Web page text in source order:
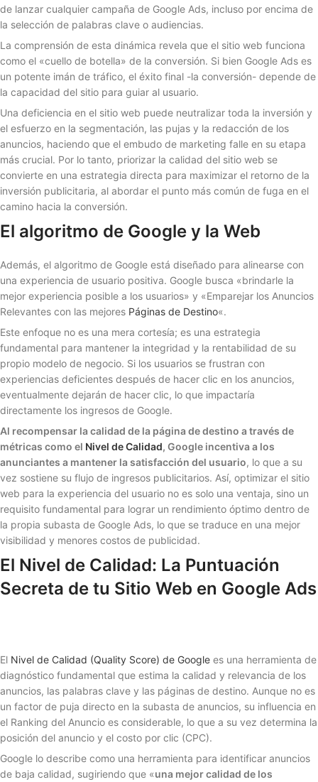
de lanzar cualquier campaña de Google Ads, incluso por encima de
la selección de palabras clave o audiencias.
La comprensión de esta dinámica revela que el sitio web funciona
como el «cuello de botella» de la conversión. Si bien Google Ads es
un potente imán de tráfico, el éxito final -la conversión- depende de
la capacidad del sitio para guiar al usuario.
Una deficiencia en el sitio web puede neutralizar toda la inversión y
el esfuerzo en la segmentación, las pujas y la redacción de los
anuncios, haciendo que el embudo de marketing falle en su etapa
más crucial. Por lo tanto, priorizar la calidad del sitio web se
convierte en una estrategia directa para maximizar el retorno de la
inversión publicitaria, al abordar el punto más común de fuga en el
camino hacia la conversión.
El algoritmo de Google y la Web
Además, el algoritmo de Google está diseñado para alinearse con
una experiencia de usuario positiva. Google busca «brindarle la
mejor experiencia posible a los usuarios» y «Emparejar los Anuncios
Relevantes con las mejores Páginas de Destino«.
Este enfoque no es una mera cortesía; es una estrategia
fundamental para mantener la integridad y la rentabilidad de su
propio modelo de negocio. Si los usuarios se frustran con
experiencias deficientes después de hacer clic en los anuncios,
eventualmente dejarán de hacer clic, lo que impactaría
directamente los ingresos de Google.
Al recompensar la calidad de la página de destino a través de
métricas como el Nivel de Calidad, Google incentiva a los
anunciantes a mantener la satisfacción del usuario, lo que a su
vez sostiene su flujo de ingresos publicitarios. Así, optimizar el sitio
web para la experiencia del usuario no es solo una ventaja, sino un
requisito fundamental para lograr un rendimiento óptimo dentro de
la propia subasta de Google Ads, lo que se traduce en una mejor
visibilidad y menores costos de publicidad.
El Nivel de Calidad: La Puntuación
Secreta de tu Sitio Web en Google Ads
El Nivel de Calidad (Quality Score) de Google es una herramienta de
diagnóstico fundamental que estima la calidad y relevancia de los
anuncios, las palabras clave y las páginas de destino. Aunque no es
un factor de puja directo en la subasta de anuncios, su influencia en
el Ranking del Anuncio es considerable, lo que a su vez determina la
posición del anuncio y el costo por clic (CPC).
Google lo describe como una herramienta para identificar anuncios
de baja calidad, sugiriendo que «una mejor calidad de los